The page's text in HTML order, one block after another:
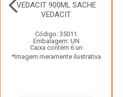
VEDACIT 900ML SACHE
VEDACIT
Código: 35011
Embalagem: UN
Caixa contém 6 un
*Imagem meramente ilustrativa